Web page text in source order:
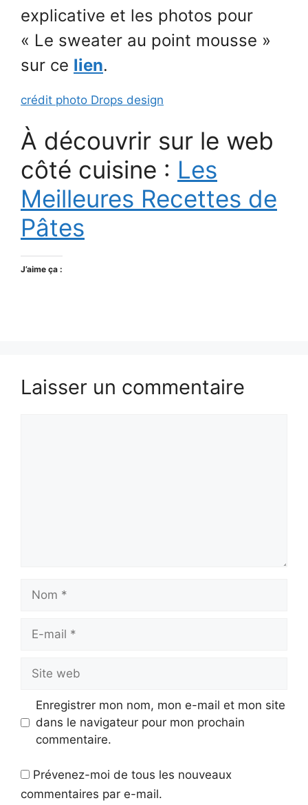
explicative et les photos pour
« Le sweater au point mousse »
sur ce lien.
crédit photo Drops design
À découvrir sur le web
côté cuisine : Les
Meilleures Recettes de
Pâtes
J’aime ça :
Laisser un commentaire
Nom
Site
web
Enregistrer mon nom, mon e-mail et mon site
dans le navigateur pour mon prochain
commentaire.
Prévenez-moi de tous les nouveaux
commentaires par e-mail.